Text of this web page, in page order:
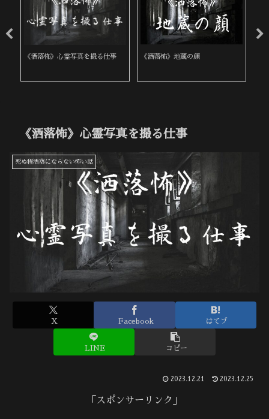
《洒落怖》桜の咲く頃 《洒落怖》繰り返す家族
《洒落怖》心霊写真を撮る仕事
死ぬ程洒落にならない怖い話
X Facebook はてブ
LINE コピー
2023.12.21 2023.12.25
「スポンサーリンク」